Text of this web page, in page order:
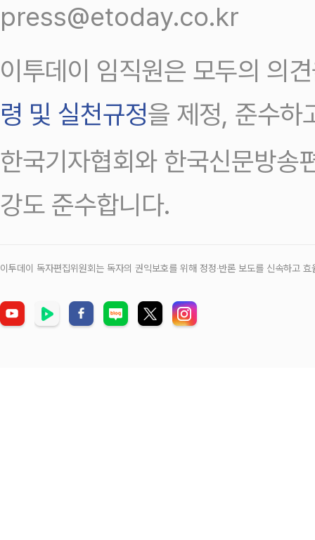
press@etoday.co.kr
이투데이 임직원은 모두의 의
령 및 실천규정을 제정, 준수하
한국기자협회와 한국신문방송
강도 준수합니다.
이투데이 독자편집위원회는 독자의 권익보호를 위해 정정‧반론 보도를 신속하고